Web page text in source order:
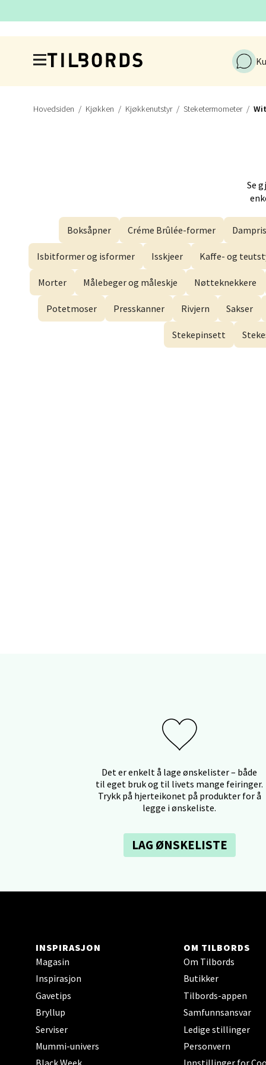
Hovedsiden Kjøkken Kjøkkenutstyr Steketermometer
Se
Boksåpner Créme Brûlée-former
Isbitformer og isformer Isskjeer Kaffe- og
Morter Målebeger og måleskje Nøtteknekkere
Potetmoser Presskanner Rivjern Sakser
Stekepinsett
Det er enkelt å lage ønskelister – både
til eget bruk og til livets mange feiringer.
Trykk på hjerteikonet på produkter for å
legge i ønskeliste.
LAG ØNSKELISTE
INSPIRASJON
Magasin
Inspirasjon
Gavetips
Bryllup
Serviser
Mummi-univers
OM TILBORDS
Om Tilbords
Butikker
Tilbords-appen
Samfunnsansvar
Ledige stillinger
Personvern
Åpent
Åpent
Åpent i